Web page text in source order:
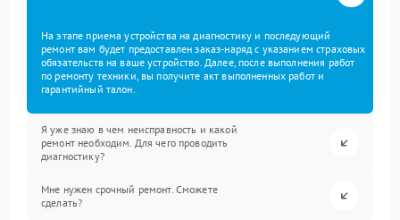
На этапе приема устройства на диагностику и последующий
ремонт вам будет предоставлен заказ-наряд с указанием страховых
обязательств на ваше устройство. Далее, после выполнения работ
по ремонту техники, вы получите акт выполненных работ и
гарантийный талон.
Я уже знаю в чем неисправность и какой
ремонт необходим. Для чего проводить
диагностику?
Мне нужен срочный ремонт. Сможете
сделать?